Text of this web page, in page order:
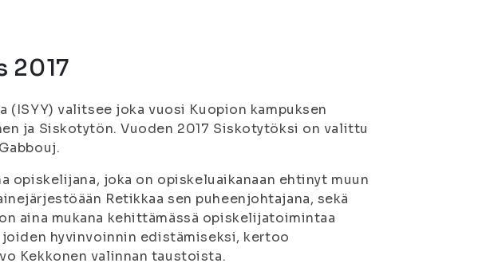
2017
valitsee joka vuosi Kuopion kampuksen
ja Siskotytön. Vuoden 2017 Siskotytöksi on valittu
opiskelijana, joka on opiskeluaikanaan ehtinyt muun
Retikkaa sen puheenjohtajana, sekä
aina mukana kehittämässä opiskelijatoimintaa
hyvinvoinnin edistämiseksi, kertoo
Kekkonen valinnan taustoista.